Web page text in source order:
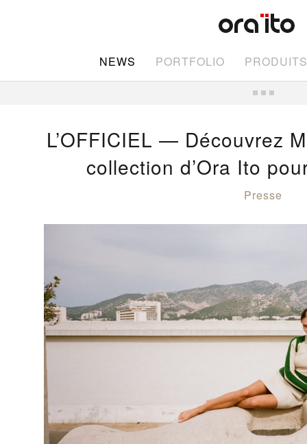
NEWS PORTFOLIO PRODUITS
L’OFFICIEL — Découvrez
collection d’Ora Ito
Presse